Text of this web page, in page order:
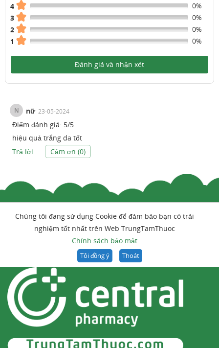
4
0%
3
0%
2
0%
1
0%
Đánh giá và nhận xét
N nữ 23-05-2024
Điểm đánh giá: 5/5
hiệu quả trắng da tốt
Trả lời
Cảm ơn (0)
Chúng tôi đang sử dụng Cookie để đảm bảo bạn có trải
nghiệm tốt nhất trên Web TrungTamThuoc
Chính sách bảo mật
Tôi đồng ý Thoát